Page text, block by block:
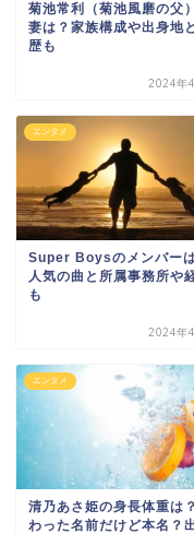
菊池常利（菊池風磨の父
妻は？家族構成や出身地
歴も
2024年
エンタメ
Super Boysのメンバー
人気の曲と所属事務所や
も
2024年
エンタメ
清乃あさ姫の身長体重は
わった名前だけど本名？